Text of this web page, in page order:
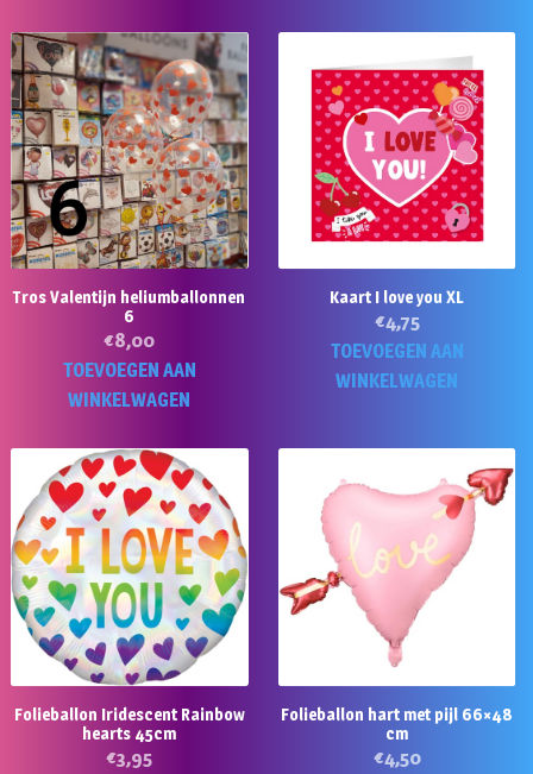
Tros Valentijn heliumballonnen
6
€8,00
TOEVOEGEN AAN
WINKELWAGEN
Kaart I love you XL
€4,75
TOEVOEGEN AAN
WINKELWAGEN
Folieballon Iridescent Rainbow
hearts 45cm
€3,95
Folieballon hart met pijl 66×48
cm
€4,50